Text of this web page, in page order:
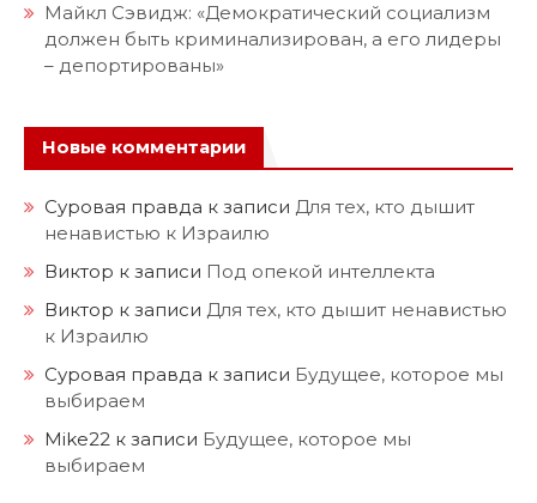
Майкл Сэвидж: «Демократический социализм
должен быть криминализирован, а его лидеры
– депортированы»
Новые комментарии
Суровая правда к записи Для тех, кто дышит
ненавистью к Израилю
Виктор к записи Под опекой интеллекта
Виктор к записи Для тех, кто дышит ненавистью
к Израилю
Суровая правда к записи Будущее, которое мы
выбираем
Mike22 к записи Будущее, которое мы
выбираем